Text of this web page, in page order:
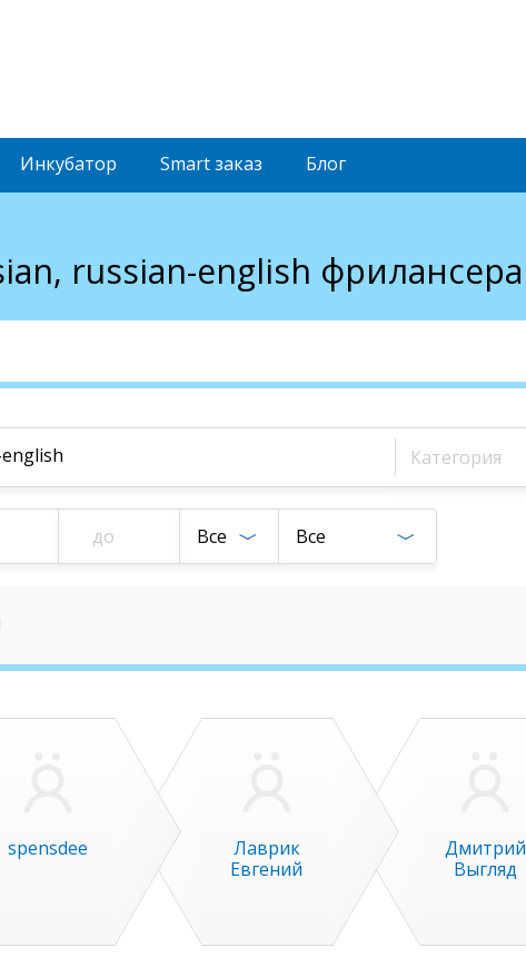
russian-english фрилансера
Категория
Все Все
Дмитрий
Выгляд
Лаврик
Евгений
spensdee
Инкубатор Smartзаказ Блог